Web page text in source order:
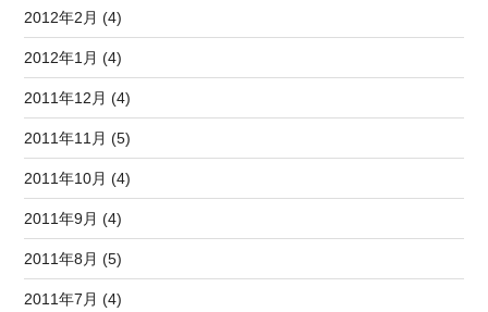
2012年2月 (4)
2012年1月 (4)
2011年12月 (4)
2011年11月 (5)
2011年10月 (4)
2011年9月 (4)
2011年8月 (5)
2011年7月 (4)